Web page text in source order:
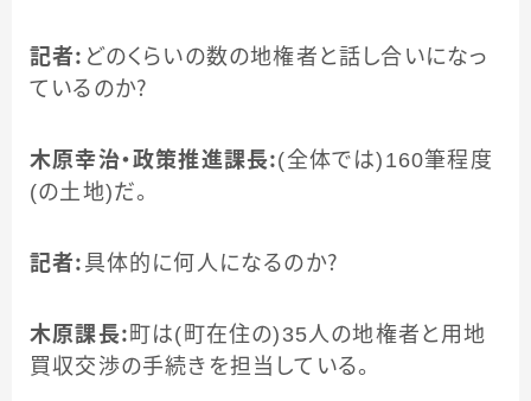
記者： どのくらいの数の地権者と話し合いになっ
ているのか？
木原幸治・政策推進課長：(全体では)160筆程度
(の土地)だ。
記者： 具体的に何人になるのか？
木原課長：町は(町在住の)35人の地権者と用地
買収交渉の手続きを担当している。